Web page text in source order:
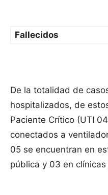
Fallecidos
De la totalidad de
hospitalizados, de
Paciente Crítico (UTI
conectados a
05 se encuentran en
pública y 03 en